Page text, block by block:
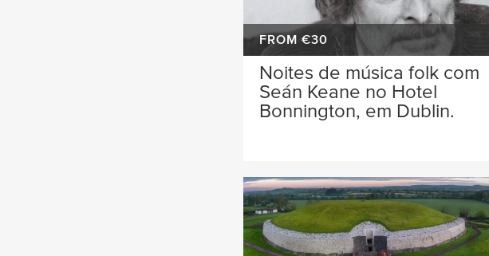
FROM €30
Noites de música folk com
Seán Keane no Hotel
Bonnington, em Dublin.